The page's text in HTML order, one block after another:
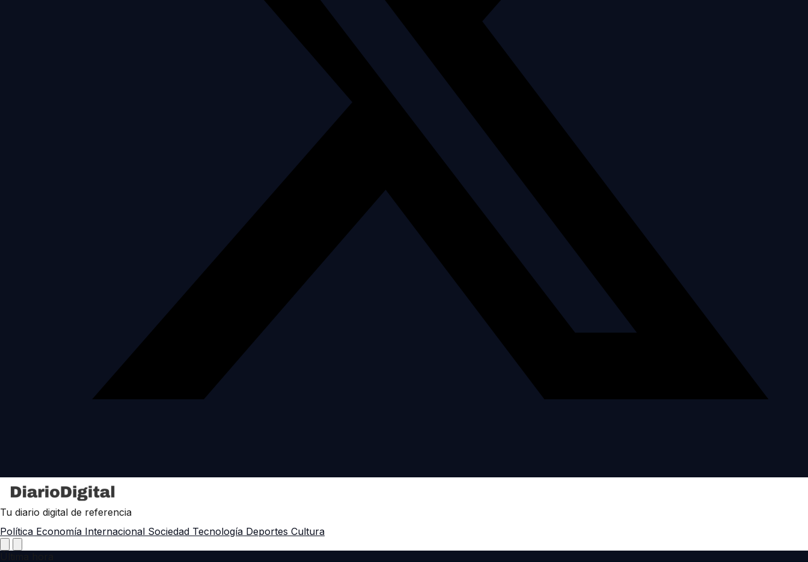
Tu diario digital de referencia
Política Economía Internacional Sociedad Tecnología Deportes Cultura